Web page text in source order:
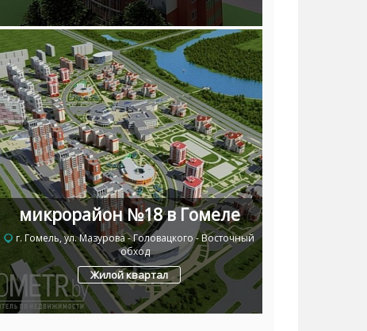
микрорайон №18 в Гомеле
г. Гомель, ул. Мазурова - Головацкого - Восточный
обход
Жилой квартал